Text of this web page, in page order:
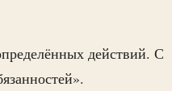
действий. С